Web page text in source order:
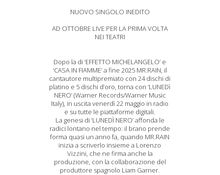
NUOVO SINGOLO INEDITO
AD OTTOBRE LIVE PER LA PRIMA VOLTA
NEI TEATRI
Dopo la di ‘EFFETTO MICHELANGELO’ e
‘CASA IN FIAMME’ a fine 2025 MR.RAIN, il
cantautore multipremiato con 24 dischi di
platino e 5 dischi d’oro, torna con ‘LUNEDì
NERO’ (Warner Records/Warner Music
Italy), in uscita venerdì 22 maggio in radio
e su tutte le piattaforme digitali.
La genesi di ‘LUNEDÌ NERO’ affonda le
radici lontano nel tempo: il brano prende
forma quasi un anno fa, quando MR.RAIN
inizia a scriverlo insieme a Lorenzo
Vizzini, che ne firma anche la
produzione, con la collaborazione del
produttore spagnolo Liam Garner.